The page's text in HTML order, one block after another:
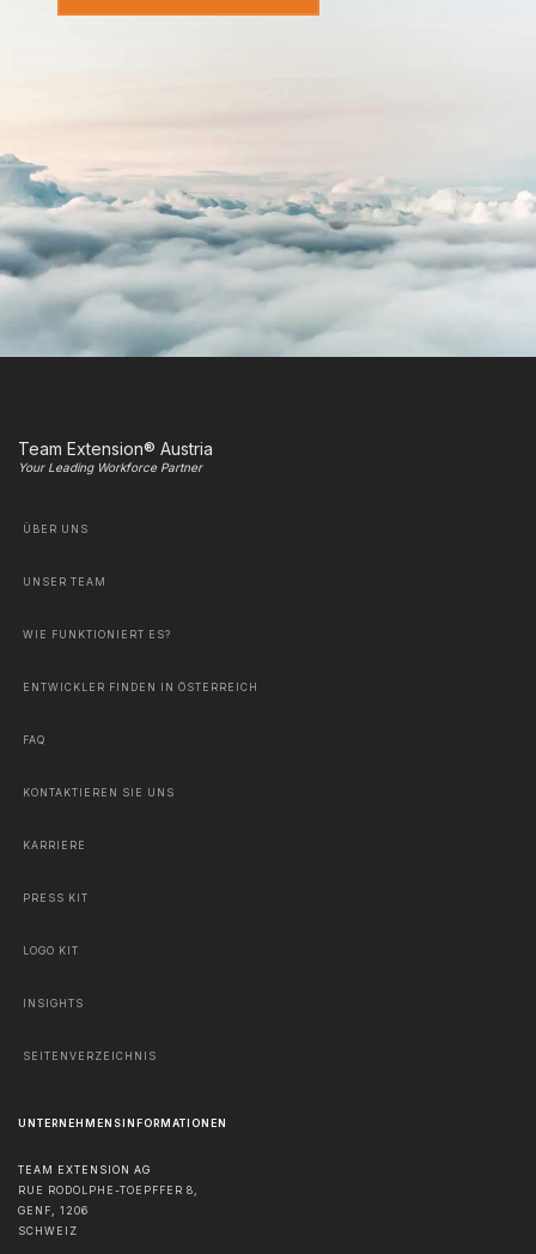
Team Extension® Austria
Your Leading Workforce Partner
ÜBER UNS
UNSER TEAM
WIE FUNKTIONIERT ES?
ENTWICKLER FINDEN IN ÖSTERREICH
FAQ
KONTAKTIEREN SIE UNS
KARRIERE
PRESS KIT
LOGO KIT
INSIGHTS
SEITENVERZEICHNIS
UNTERNEHMENSINFORMATIONEN
TEAM EXTENSION AG
RUE RODOLPHE-TOEPFFER 8,
GENF, 1206
SCHWEIZ